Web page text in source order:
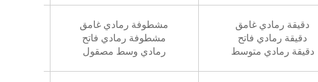
دقيقة رمادي غامق
دقيقة رمادي فاتح
دقيقة رمادي متوسط
مشطوفة رمادي غامق
مشطوفة رمادي فاتح
رمادي وسط مصقول